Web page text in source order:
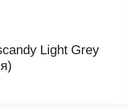
Light Grey